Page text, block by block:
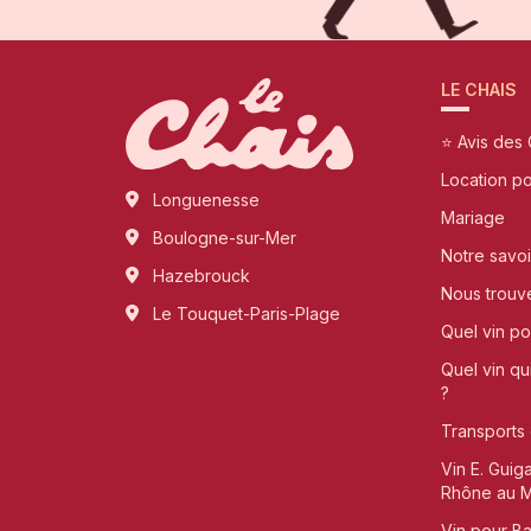
Longuenesse
Boulogne-sur-Mer
Hazebrouck
Le Touquet-Paris-Plage
LE CHAIS
⭐ Avis des
Location
Mariage
Notre
Nous
Quel vin
Quel vin
?
Transports
Vin E.
Rhône au